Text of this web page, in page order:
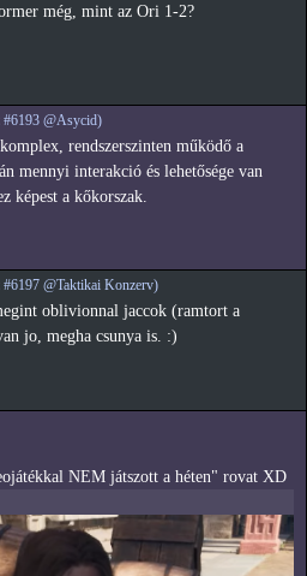
még, mint az Ori 1-2?
#6193 @Asycid)
rendszerszinten működő a
mennyi interakció és lehetősége van
képest a kőkorszak.
#6197 @Taktikai Konzerv)
oblivionnal jaccok (ramtort a
jo, megha csunya is. :)
NEM játszott a héten" rovat XD